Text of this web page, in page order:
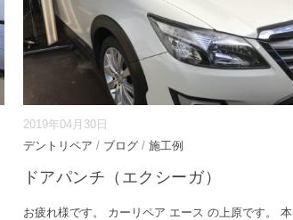
2019年04月30日
デントリペア / ブログ/ 施工例
ドアパンチ（エクシーガ）
お疲れ様です。 カーリペア エース の上原です。 本